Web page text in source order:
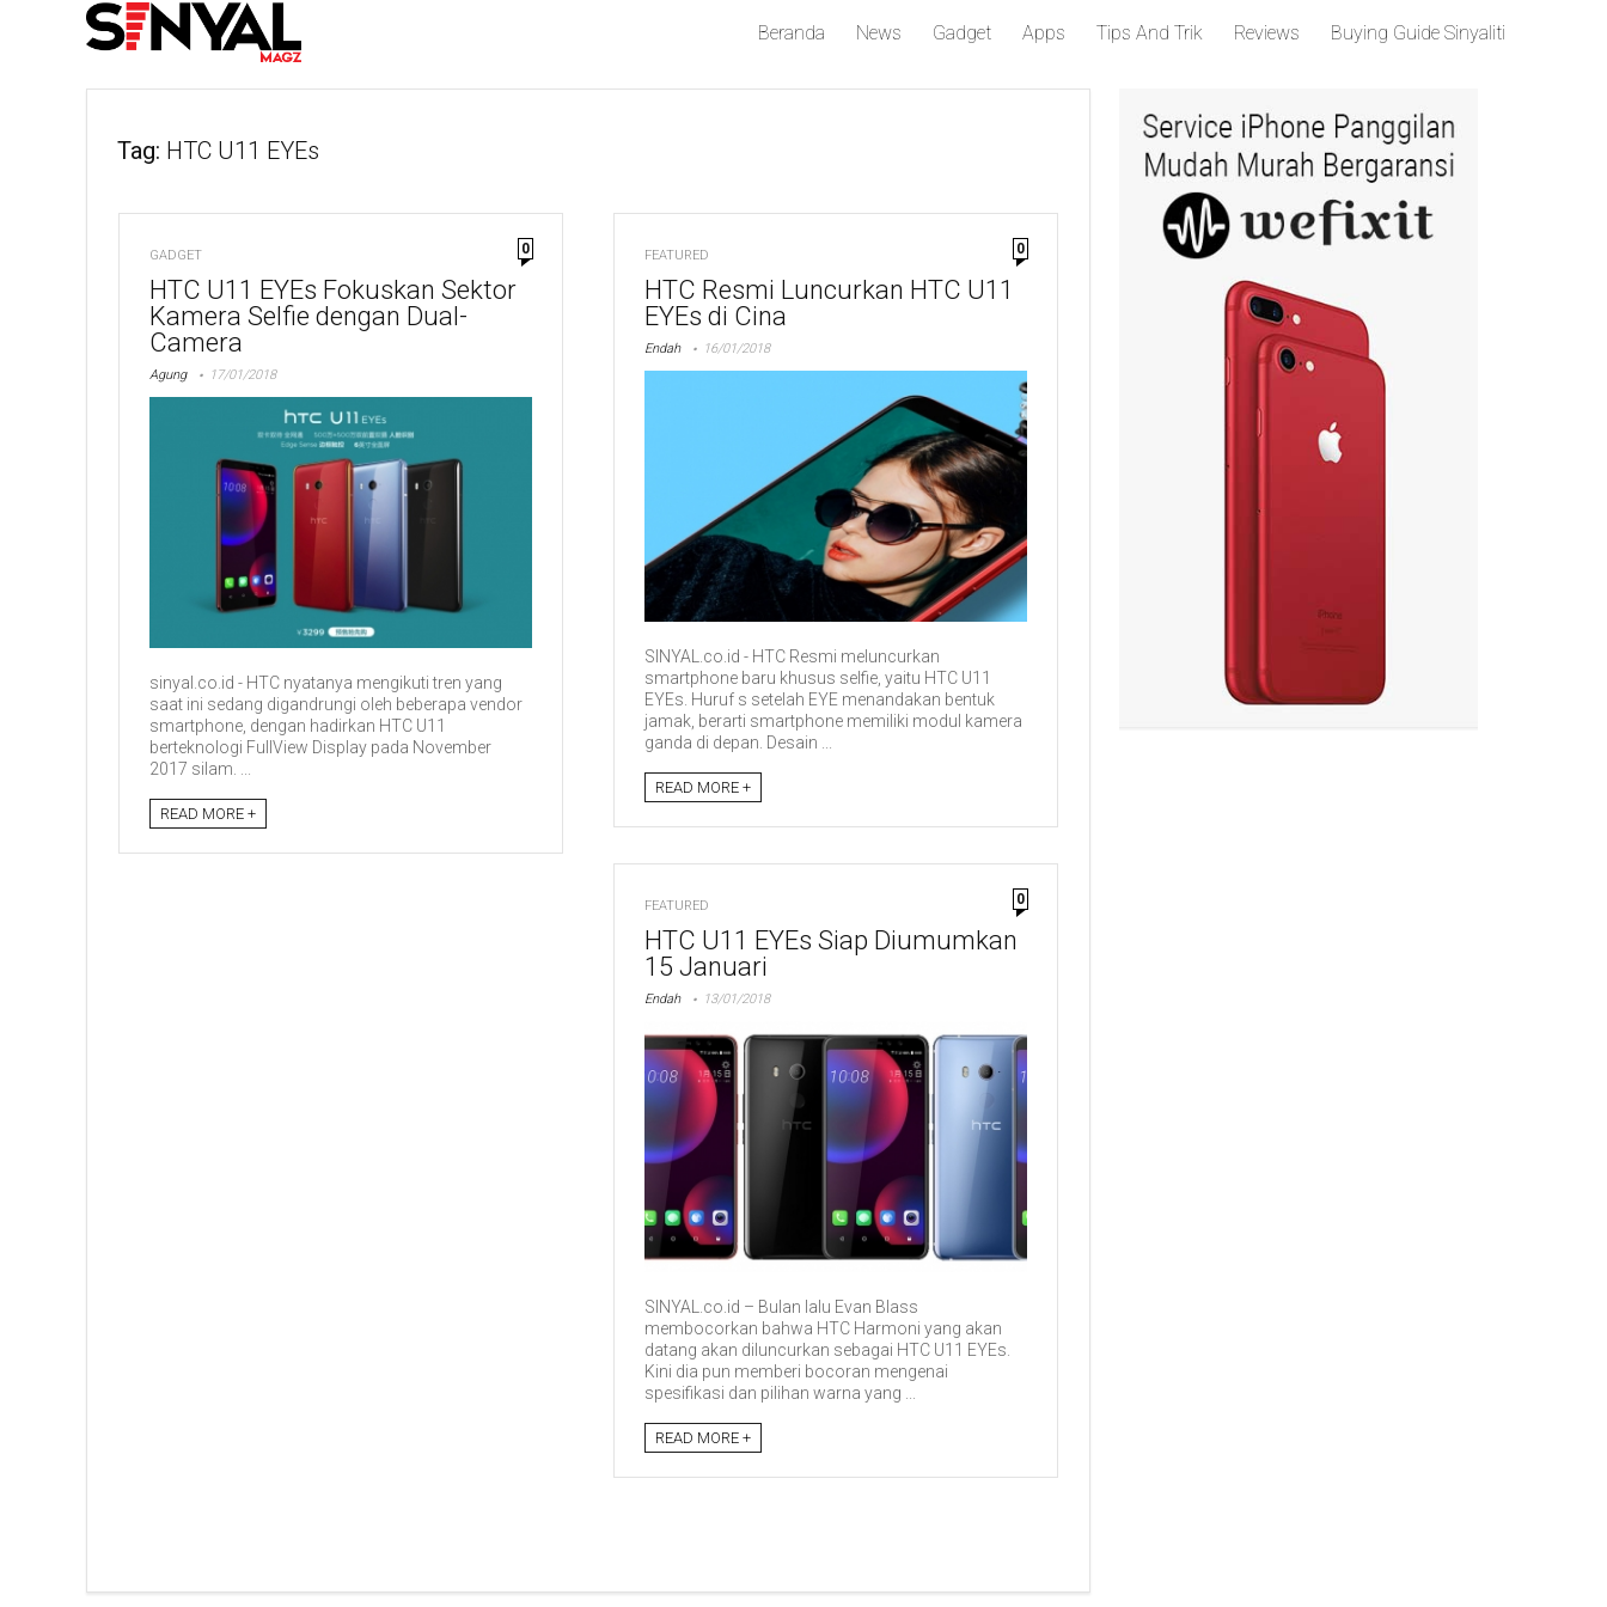
Beranda News Gadget Apps Tips And Trik Reviews Buying Guide Sinyaliti
Tag: HTC U11 EYEs
GADGET 0
HTC U11 EYEs Fokuskan Sektor
Kamera Selfie dengan Dual-
Camera
Agung 17/01/2018
sinyal.co.id - HTC nyatanya mengikuti tren yang
saat ini sedang digandrungi oleh beberapa vendor
smartphone, dengan hadirkan HTC U11
berteknologi FullView Display pada November
2017 silam. ...
READ MORE +
FEATURED 0
HTC Resmi Luncurkan HTC U11
EYEs di Cina
Endah 16/01/2018
SINYAL.co.id - HTC Resmi meluncurkan
smartphone baru khusus selfie, yaitu HTC U11
EYEs. Huruf s setelah EYE menandakan bentuk
jamak, berarti smartphone memiliki modul kamera
ganda di depan. Desain ...
READ MORE +
FEATURED 0
HTC U11 EYEs Siap Diumumkan
15 Januari
Endah 13/01/2018
SINYAL.co.id – Bulan lalu Evan Blass
membocorkan bahwa HTC Harmoni yang akan
datang akan diluncurkan sebagai HTC U11 EYEs.
Kini dia pun memberi bocoran mengenai
spesifikasi dan pilihan warna yang ...
READ MORE +